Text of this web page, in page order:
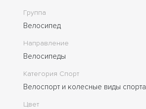
Группа
Велосипед
Направление
Велосипеды
Категория Спорт
Велоспорт и колесные виды спорта
Цвет